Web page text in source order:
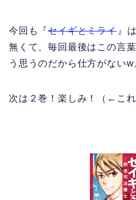
今回も『セイギとミライ 』
無くて、毎回最後はこの言
う思うのだから仕方がない
次は２巻！楽しみ！（←これ